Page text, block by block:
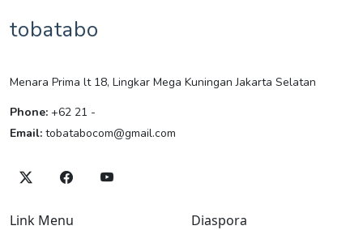
tobatabo
Menara Prima lt 18, Lingkar Mega Kuningan Jakarta Selatan
Phone: +62 21 -
Email: tobatabocom@gmail.com
Link Menu Diaspora